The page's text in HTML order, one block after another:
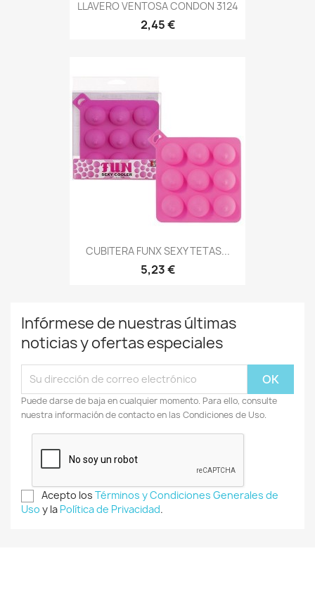
LLAVERO VENTOSA CONDON 3124
2,45 €
CUBITERA FUNX SEXY TETAS...
5,23 €
Infórmese de nuestras últimas
noticias y ofertas especiales
Puede darse de baja en cualquier momento. Para ello, consulte
nuestra información de contacto en las Condiciones de Uso.
Acepto los Términos y Condiciones Generales de
Uso y la Política de Privacidad.